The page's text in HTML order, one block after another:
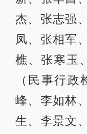
杰、张志强
凤、张相军
樵、张寒玉
（民事行
峰、李如林
生、李景文